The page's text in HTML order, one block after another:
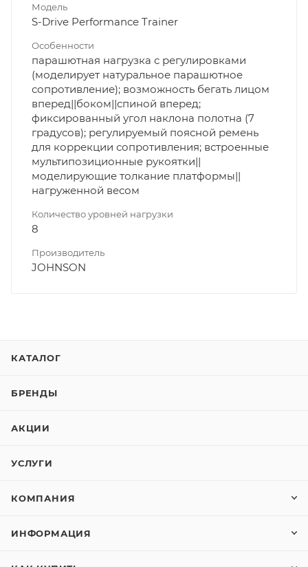
Модель
S-Drive Performance Trainer
Особенности
парашютная нагрузка с регулировками
(моделирует натуральное парашютное
сопротивление); возможность бегать лицом
вперед||боком||спиной вперед;
фиксированный угол наклона полотна (7
градусов); регулируемый поясной ремень
для коррекции сопротивления; встроенные
мультипозиционные рукоятки||
моделирующие толкание платформы||
нагруженной весом
Количество уровней нагрузки
8
Производитель
JOHNSON
КАТАЛОГ
БРЕНДЫ
АКЦИИ
УСЛУГИ
КОМПАНИЯ
ИНФОРМАЦИЯ